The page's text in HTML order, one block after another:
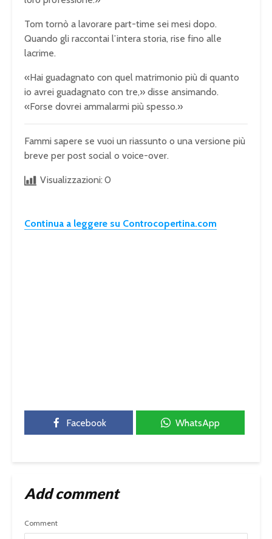
Tom tornò a lavorare part-time sei mesi dopo.
Quando gli raccontai l’intera storia, rise fino alle
lacrime.
«Hai guadagnato con quel matrimonio più di quanto
io avrei guadagnato con tre,» disse ansimando.
«Forse dovrei ammalarmi più spesso.»
Fammi sapere se vuoi un riassunto o una versione più
breve per post social o voice-over.
Visualizzazioni: 0
Continua a leggere su Controcopertina.com
Facebook WhatsApp
Add comment
Comment